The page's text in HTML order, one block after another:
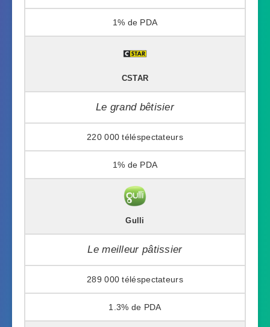
1%
CSTAR
Le grand bêtisier
220 000
1%
Gulli
Le meilleur pâtissier
289 000
1.3%